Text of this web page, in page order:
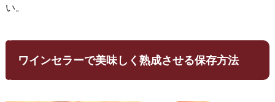
い。
ワインセラーで美味しく熟成させる保存方法